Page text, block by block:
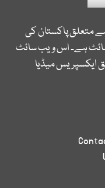
متعلق پاکستان کی
ہے۔ اس ویب سائٹ
ایکسپریس میڈیا